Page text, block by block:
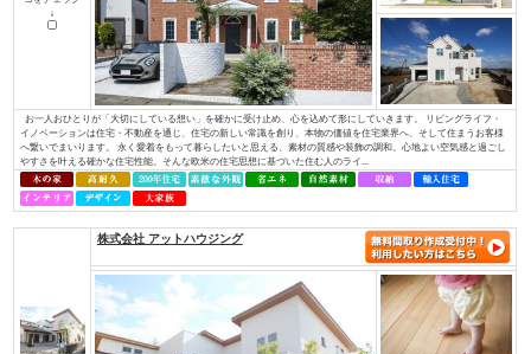
Ａ・ｖａｉｌと言う名前の由来は、「役立つ」「利する」と言う意味から
すと言う意味から名づけました。 そんな社名に合わせて、29工種全てに対
てきました。現在良いお客様や協力業者様に恵まれたおかげでそれを実現
できるだけの技術と経験を持ち、事業を展開しています。 お客様の理想の